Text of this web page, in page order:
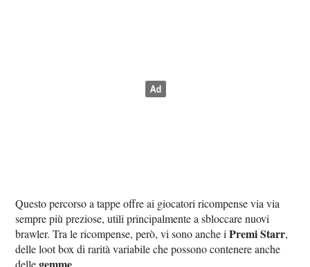
Questo percorso a tappe offre ai giocatori ricompense via via
sempre più preziose, utili principalmente a sbloccare nuovi
brawler. Tra le ricompense, però, vi sono anche iPremi Starr,
delle loot box di rarità variabile che possono contenere anche
dellegemme